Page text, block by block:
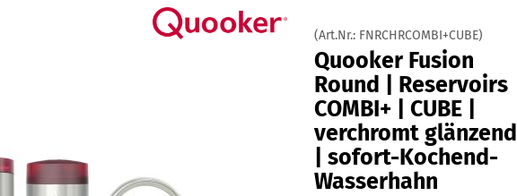
Konto erstellen
Passwort vergessen?
(Art.Nr.: FNRCHRCOMBI+CUBE)
Quooker Fusion
Round | Reservoirs
COMBI+ | CUBE |
verchromt glänzend
| sofort-Kochend-
Wasserhahn